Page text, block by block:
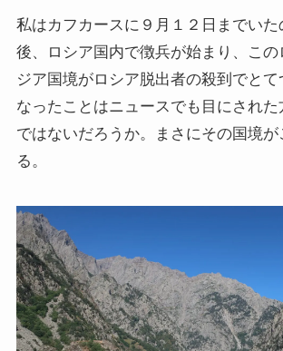
私はカフカースに９月１２日までいた
後、ロシア国内で徴兵が始まり、こ
ジア国境がロシア脱出者の殺到でとて
なったことはニュースでも目にされ
ではないだろうか。まさにその国境が
る。